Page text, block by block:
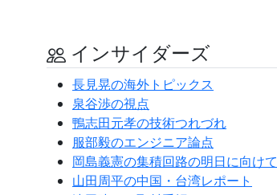
インサイダーズ
長見晃の海外トピックス
泉谷渉の視点
鴨志田元孝の技術つれづれ
服部毅のエンジニア論点
岡島義憲の集積回路の明日に向けて
山田周平の中国・台湾レポート